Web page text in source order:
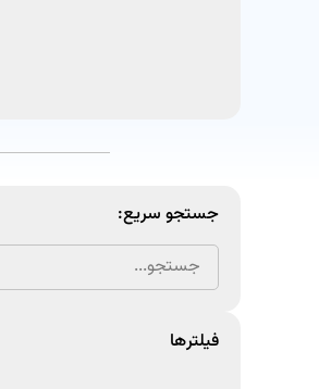
جستجو سریع:
فیلتر‌ها